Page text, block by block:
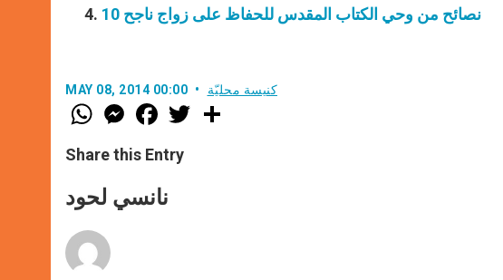
10 نصائح من وحي الكتاب المقدس للحفاظ على زواج ناجح
MAY 08, 2014 00:00 كنيسة محليّة
W
h
t
s
p
p
M
e
s
e
g
e
F
a
e
b
o
k
w
Share this Entry
نانسي لحود